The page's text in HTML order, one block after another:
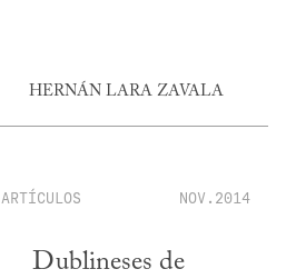
HERNÁN LARA ZAVALA
ARTÍCULOS NOV.2014
Dublineses de